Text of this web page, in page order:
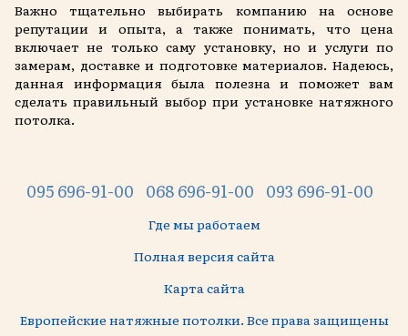
Важно тщательно выбирать компанию на основе
репутации и опыта, а также понимать, что цена
включает не только саму установку, но и услуги по
замерам, доставке и подготовке материалов. Надеюсь,
данная информация была полезна и поможет вам
сделать правильный выбор при установке натяжного
потолка.
095 696-91-00 068 696-91-00 093 696-91-00
Где мы работаем
Полная версия сайта
Карта сайта
Европейские натяжные потолки. Все права защищены